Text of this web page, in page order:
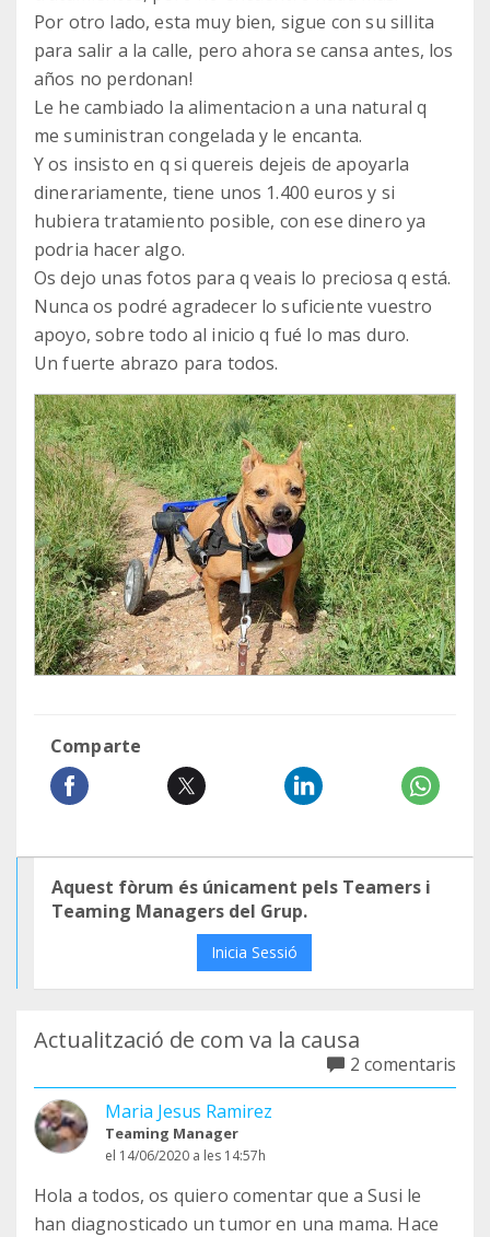
Por otro lado, esta muy bien, sigue con su sillita
para salir a la calle, pero ahora se cansa antes, los
años no perdonan!
Le he cambiado la alimentacion a una natural q
me suministran congelada y le encanta.
Y os insisto en q si quereis dejeis de apoyarla
dinerariamente, tiene unos 1.400 euros y si
hubiera tratamiento posible, con ese dinero ya
podria hacer algo.
Os dejo unas fotos para q veais lo preciosa q está.
Nunca os podré agradecer lo suficiente vuestro
apoyo, sobre todo al inicio q fué lo mas duro.
Un fuerte abrazo para todos.
Comparte
Aquest fòrum és únicament pels Teamers i
Teaming Managers del Grup.
Inicia Sessió
Actualització de com va la causa
2 comentaris
Maria Jesus Ramirez
Teaming Manager
el 14/06/2020 a les 14:57h
Hola a todos, os quiero comentar que a Susi le
han diagnosticado un tumor en una mama. Hace